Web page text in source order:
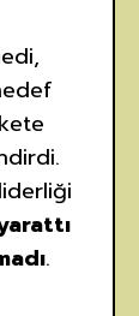
.